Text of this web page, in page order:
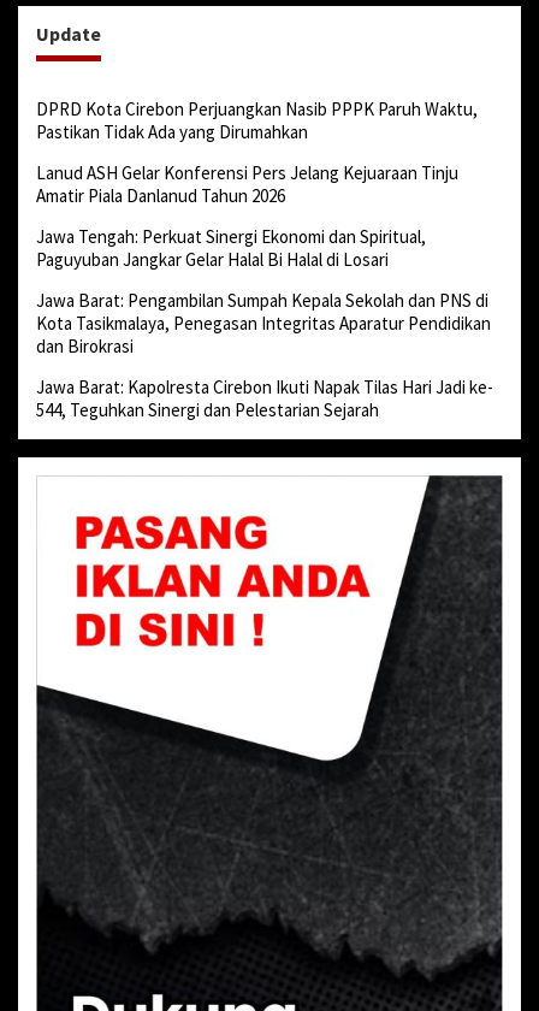
Update
DPRD Kota Cirebon Perjuangkan Nasib PPPK Paruh Waktu,
Pastikan Tidak Ada yang Dirumahkan
Lanud ASH Gelar Konferensi Pers Jelang Kejuaraan Tinju
Amatir Piala Danlanud Tahun 2026
Jawa Tengah: Perkuat Sinergi Ekonomi dan Spiritual,
Paguyuban Jangkar Gelar Halal Bi Halal di Losari
Jawa Barat: Pengambilan Sumpah Kepala Sekolah dan PNS di
Kota Tasikmalaya, Penegasan Integritas Aparatur Pendidikan
dan Birokrasi
Jawa Barat: Kapolresta Cirebon Ikuti Napak Tilas Hari Jadi ke-
544, Teguhkan Sinergi dan Pelestarian Sejarah